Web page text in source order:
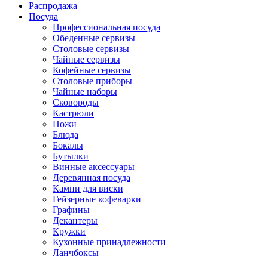
Распродажа
Посуда
Профессиональная посуда
Обеденные сервизы
Столовые сервизы
Чайные сервизы
Кофейные сервизы
Столовые приборы
Чайные наборы
Сковороды
Кастрюли
Ножи
Блюда
Бокалы
Бутылки
Винные аксессуары
Деревянная посуда
Камни для виски
Гейзерные кофеварки
Графины
Декантеры
Кружки
Кухонные принадлежности
Ланчбоксы